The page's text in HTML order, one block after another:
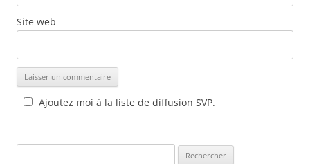
Site web
Ajoutez moi à la liste de diffusion SVP.